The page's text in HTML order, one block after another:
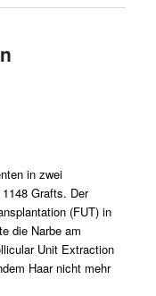
in zwei
Grafts. Der
(FUT) in
die Narbe am
Unit Extraction
Haar nicht mehr